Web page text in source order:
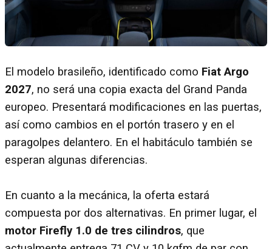
El modelo brasileño, identificado como Fiat Argo
2027, no será una copia exacta del Grand Panda
europeo. Presentará modificaciones en las puertas,
así como cambios en el portón trasero y en el
paragolpes delantero. En el habitáculo también se
esperan algunas diferencias.
En cuanto a la mecánica, la oferta estará
compuesta por dos alternativas. En primer lugar, el
motor Firefly 1.0 de tres cilindros, que